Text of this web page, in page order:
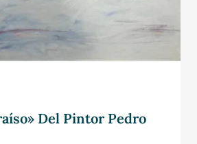
Del Pintor Pedro